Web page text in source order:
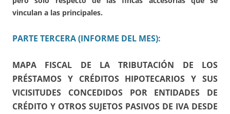
vinculan a las principales.
PARTE TERCERA (INFORME DEL MES):
MAPA FISCAL DE LA TRIBUTACIÓN DE LOS
PRÉSTAMOS Y CRÉDITOS HIPOTECARIOS Y SUS
VICISITUDES CONCEDIDOS POR ENTIDADES DE
CRÉDITO Y OTROS SUJETOS PASIVOS DE IVA DESDE